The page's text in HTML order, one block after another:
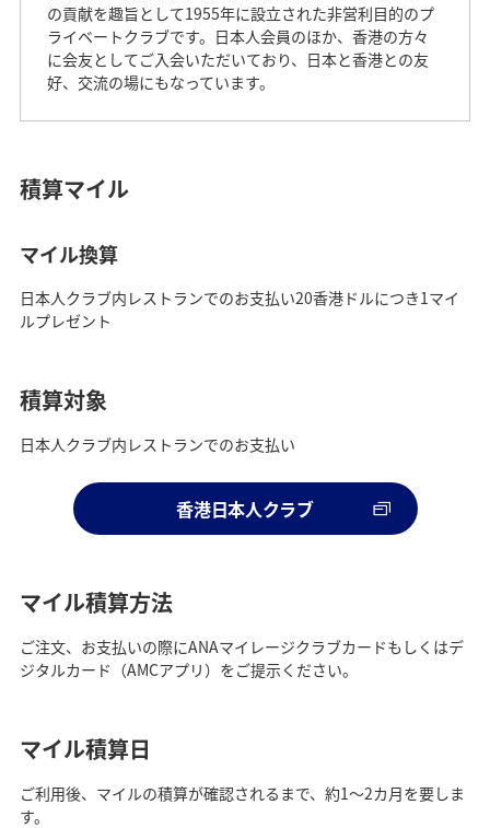
の貢献を趣旨として1955年に設立された非営利目的のプ
ライベートクラブです。日本人会員のほか、香港の方々
に会友としてご入会いただいており、日本と香港との友
好、交流の場にもなっています。
積算マイル
マイル換算
日本人クラブ内レストランでのお支払い20香港ドルにつき1マイ
ルプレゼント
積算対象
日本人クラブ内レストランでのお支払い
香港日本人クラブ
マイル積算方法
ご注文、お支払いの際にANAマイレージクラブカードもしくはデ
ジタルカード（AMCアプリ）をご提示ください。
マイル積算日
ご利用後、マイルの積算が確認されるまで、約1～2カ月を要しま
す。